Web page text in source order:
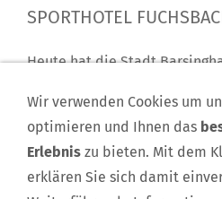
SPORTHOTEL
Heute hat die Stadt
des Beisichführens von
des Trainingslagers der
Nationalmannschaft ist bis
die Jagd verboten
Wir verwenden Cookies um
optimieren und Ihnen das
Erlebnis zu bieten. Mit dem
erklären Sie sich damit